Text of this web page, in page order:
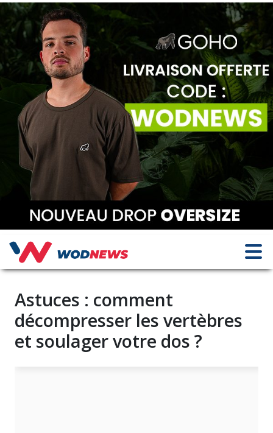
Astuces : comment
décompresser les vertèbres
et soulager votre dos ?